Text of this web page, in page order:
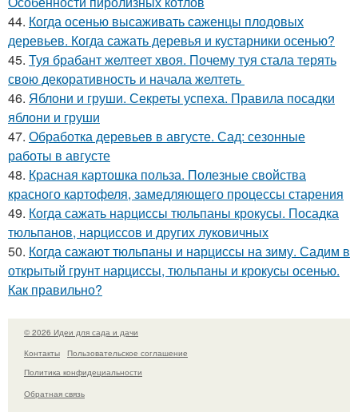
44. Когда осенью высаживать саженцы плодовых
деревьев. Когда сажать деревья и кустарники осенью?
45. Туя брабант желтеет хвоя. Почему туя стала терять
свою декоративность и начала желтеть
46. Яблони и груши. Секреты успеха. Правила посадки
яблони и груши
47. Обработка деревьев в августе. Сад: сезонные
работы в августе
48. Красная картошка польза. Полезные свойства
красного картофеля, замедляющего процессы старения
49. Когда сажать нарциссы тюльпаны крокусы. Посадка
тюльпанов, нарциссов и других луковичных
50. Когда сажают тюльпаны и нарциссы на зиму. Садим в
открытый грунт нарциссы, тюльпаны и крокусы осенью.
Как правильно?
© 2026 Идеи для сада и дачи
Контакты
Пользовательское соглашение
Политика конфидециальности
Обратная связь